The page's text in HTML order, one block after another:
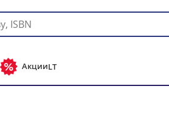
АкцииLT